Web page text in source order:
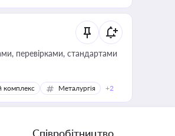
перевірками, стандартами
комплекс Металургія +2
Співробітництво